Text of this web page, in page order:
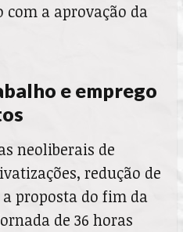
com a aprovação da
e emprego
neoliberais de
redução de
proposta do fim da
de 36 horas